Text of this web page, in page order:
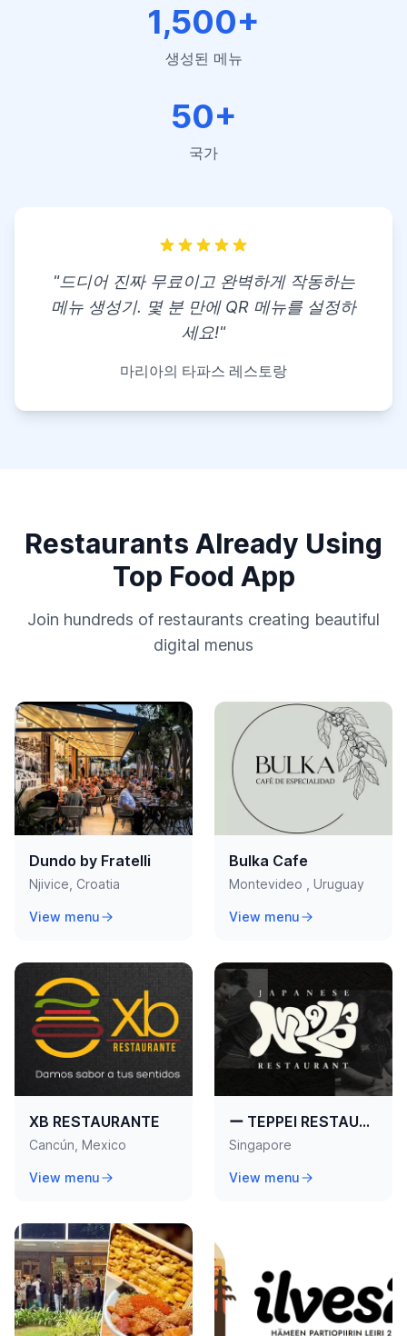
1,500+
생성된 메뉴
50+
국가
"드디어 진짜 무료이고 완벽하게 작동하는
메뉴 생성기. 몇 분 만에 QR 메뉴를 설정하
세요!"
마리아의 타파스 레스토랑
Restaurants Already Using
Top Food App
Join hundreds of restaurants creating beautiful
digital menus
Dundo by Fratelli
Njivice, Croatia
View menu
Bulka Cafe
Montevideo , Uruguay
View menu
XB RESTAURANTE
Cancún, Mexico
View menu
ー TEPPEI RESTAURANT ー
Singapore
View menu